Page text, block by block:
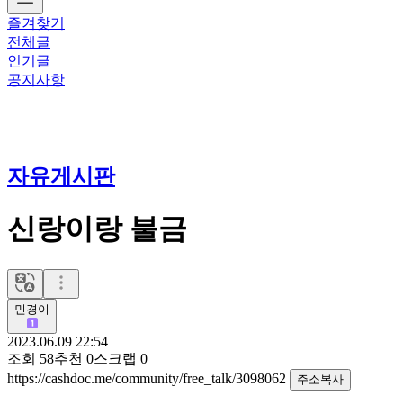
즐겨찾기
전체글
인기글
공지사항
자유게시판
신랑이랑 불금
민경이
2023.06.09 22:54
조회 58추천 0스크랩 0
https://cashdoc.me/community/free_talk/3098062
주소복사